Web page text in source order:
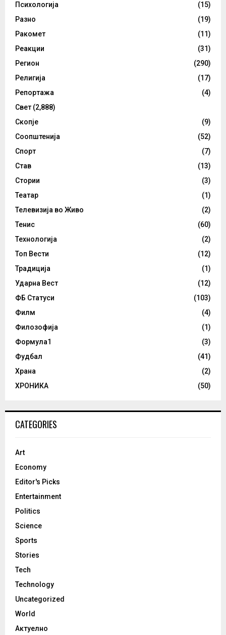
Психологија
(15)
Разно
(19)
Ракомет
(11)
Реакции
(31)
Регион
(290)
Религија
(17)
Репортажа
(4)
Свет (2,888)
Скопје
(9)
Соопштенија
(52)
Спорт
(7)
Став
(13)
Стории
(3)
Театар
(1)
Телевизија во Живо
(2)
Тенис
(60)
Технологија
(2)
Топ Вести
(12)
Традиција
(1)
Ударна Вест
(12)
ФБ Статуси
(103)
Филм
(4)
Филозофија
(1)
Формула1
(3)
Фудбал
(41)
Храна
(2)
ХРОНИКА
(50)
CATEGORIES
Art
Economy
Editor's Picks
Entertainment
Politics
Science
Sports
Stories
Tech
Technology
Uncategorized
World
Актуелно